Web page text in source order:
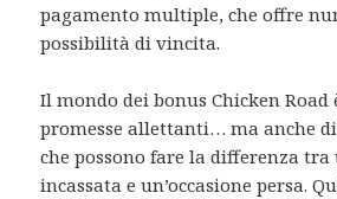
pagamento multiple, che offre
possibilità di vincita.
Il mondo dei bonus Chicken Road
promesse allettanti… ma anche
che possono fare la differenza
incassata e un’occasione persa.